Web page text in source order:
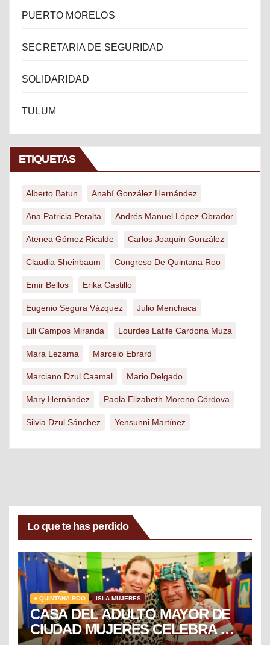
PUERTO MORELOS
SECRETARIA DE SEGURIDAD
SOLIDARIDAD
TULUM
ETIQUETAS
Alberto Batun Anahí González Hernández
Ana Patricia Peralta Andrés Manuel López Obrador
Atenea Gómez Ricalde Carlos Joaquín González
Claudia Sheinbaum Congreso De Quintana Roo
Emir Bellos Erika Castillo
Eugenio Segura Vázquez Julio Menchaca
Lili Campos Miranda Lourdes Latife Cardona Muza
Mara Lezama Marcelo Ebrard
Marciano Dzul Caamal Mario Delgado
Mary Hernández Paola Elizabeth Moreno Córdova
Silvia Dzul Sánchez Yensunni Martínez
Lo que te has perdido
● QUINTANA ROO ISLA MUJERES
CASA DEL ADULTO MAYOR DE
CIUDAD MUJERES CELEBRA EL